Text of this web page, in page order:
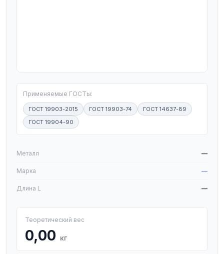
Применяемые ГОСТы:
ГОСТ 19903-2015 ГОСТ 19903-74
ГОСТ 14637-89
ГОСТ 19904-90
Металл —
Марка —
Длина L —
Теоретический вес
0,00 кг